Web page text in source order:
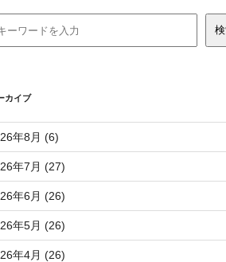
カイブ
年8月 (6)
年7月 (27)
年6月 (26)
年5月 (26)
年4月 (26)